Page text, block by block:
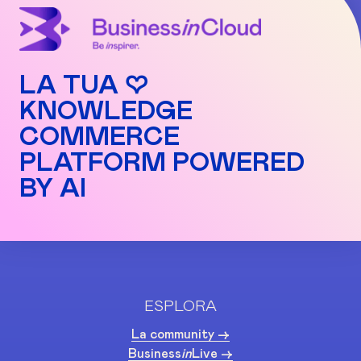
attualmente attivo fino alla data del suo
rinnovo. In tale data il pagamento non verrà
processato e il tuo account verrà disattivato.
LA TUA ♡
KNOWLEDGE
COMMERCE
PLATFORM POWERED
BY AI
ESPLORA
La community ->
BusinessinLive ->